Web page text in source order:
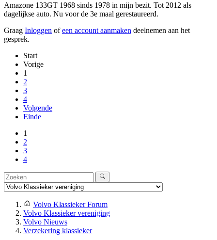
Amazone 133GT 1968 sinds 1978 in mijn bezit. Tot 2012 als
dagelijkse auto. Nu voor de 3e maal gerestaureerd.
Graag Inloggen ofeen account aanmaken deelnemen aan het
gesprek.
Start
Vorige
1
2
3
4
Volgende
Einde
1
2
3
4
Volvo Klassieker Forum
Volvo Klassieker vereniging
Volvo Nieuws
Verzekering klassieker